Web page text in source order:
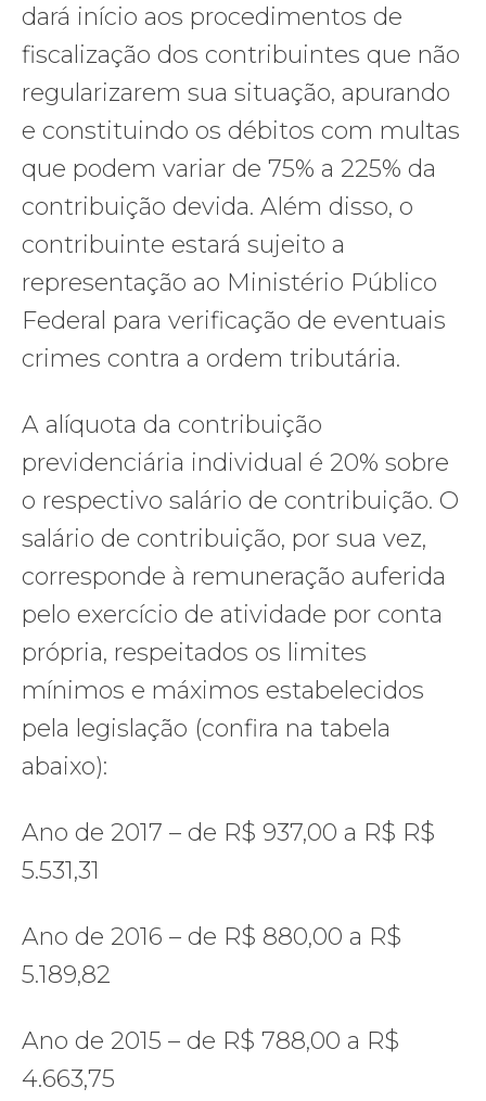
dará início aos procedimentos de
fiscalização dos contribuintes que não
regularizarem sua situação, apurando
e constituindo os débitos com multas
que podem variar de 75% a 225% da
contribuição devida. Além disso, o
contribuinte estará sujeito a
representação ao Ministério Público
Federal para verificação de eventuais
crimes contra a ordem tributária.
A alíquota da contribuição
previdenciária individual é 20% sobre
o respectivo salário de contribuição. O
salário de contribuição, por sua vez,
corresponde à remuneração auferida
pelo exercício de atividade por conta
própria, respeitados os limites
mínimos e máximos estabelecidos
pela legislação (confira na tabela
abaixo):
Ano de 2017 – de R$ 937,00 a R$ R$
5.531,31
Ano de 2016 – de R$ 880,00 a R$
5.189,82
Ano de 2015 – de R$ 788,00 a R$
4.663,75